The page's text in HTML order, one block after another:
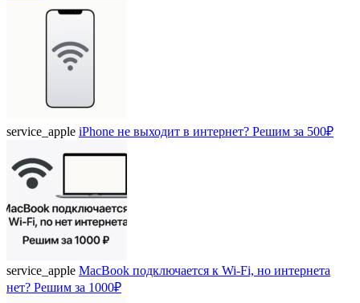
service_apple iPhone не выходит в интернет? Решим за 500₽
service_apple MacBook подключается к Wi-Fi, но интернета
нет? Решим за 1000₽